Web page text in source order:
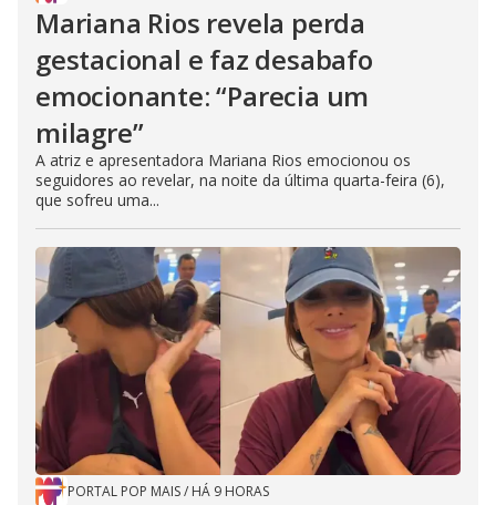
Mariana Rios revela perda
gestacional e faz desabafo
emocionante: “Parecia um
milagre”
A atriz e apresentadora Mariana Rios emocionou os
seguidores ao revelar, na noite da última quarta-feira (6),
que sofreu uma...
PORTAL POP MAIS/ HÁ 9 HORAS